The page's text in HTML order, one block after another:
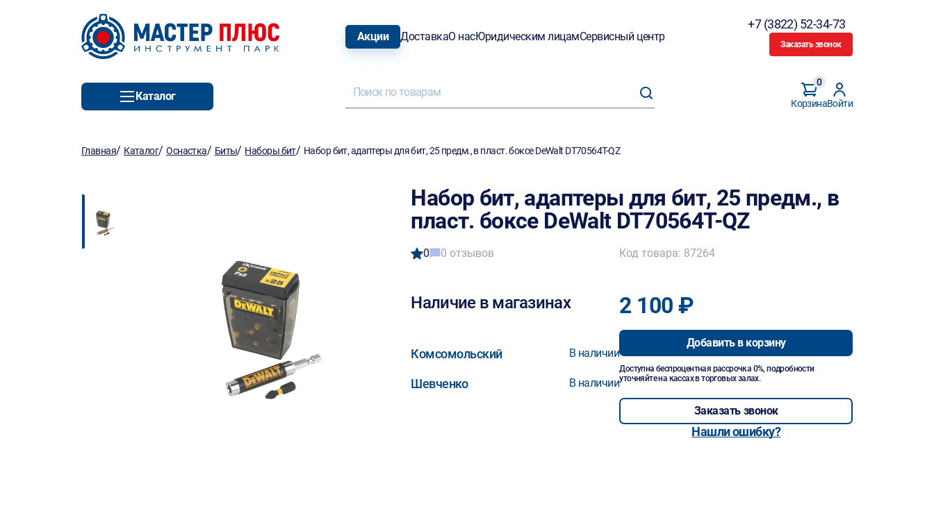
Акции ДоставкаО насЮридическим лицамСервисный центр
+7 (3822) 52-34-73
Заказать звонок
Каталог
Корзина
0
Войти
Главная/ Каталог/Оснастка/ Биты/ Наборы бит/ Набор бит, адаптеры для бит, 25 предм., в пласт. боксе DeWalt DT70564T-QZ
Набор бит, адаптеры для бит, 25 предм., в
пласт. боксе DeWalt DT70564T-QZ
0 0 отзывов
Наличие в магазинах
Комсомольский В наличии
Шевченко В наличии
Код товара: 87264
2 100 ₽
Добавить в корзину
Доступна беспроцентная рассрочка 0%, подробности
уточняйте на кассах в торговых залах.
Заказать звонок
Нашли ошибку?